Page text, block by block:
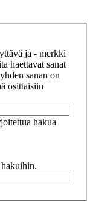
ja - merkki
haettavat sanat
sanan on
osittaisiin
hakua